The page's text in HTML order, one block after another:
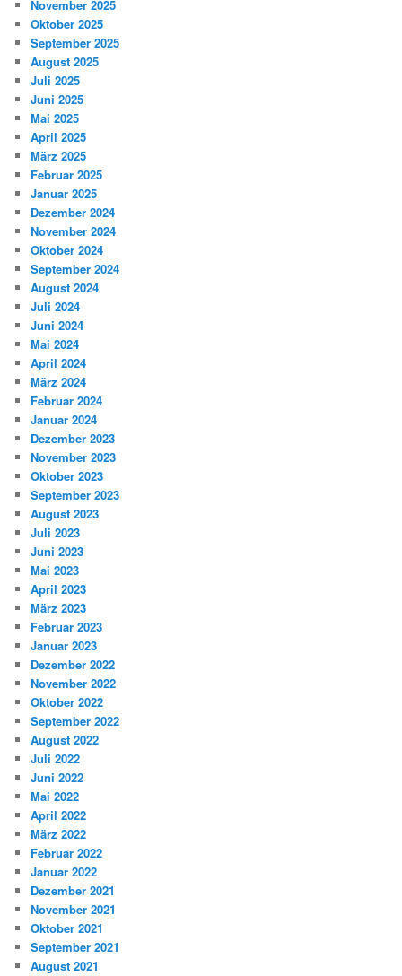
November 2025
Oktober 2025
September 2025
August 2025
Juli 2025
Juni 2025
Mai 2025
April 2025
März 2025
Februar 2025
Januar 2025
Dezember 2024
November 2024
Oktober 2024
September 2024
August 2024
Juli 2024
Juni 2024
Mai 2024
April 2024
März 2024
Februar 2024
Januar 2024
Dezember 2023
November 2023
Oktober 2023
September 2023
August 2023
Juli 2023
Juni 2023
Mai 2023
April 2023
März 2023
Februar 2023
Januar 2023
Dezember 2022
November 2022
Oktober 2022
September 2022
August 2022
Juli 2022
Juni 2022
Mai 2022
April 2022
März 2022
Februar 2022
Januar 2022
Dezember 2021
November 2021
Oktober 2021
September 2021
August 2021